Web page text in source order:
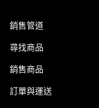
銷售管道
尋找商品
銷售商品
訂單與運送